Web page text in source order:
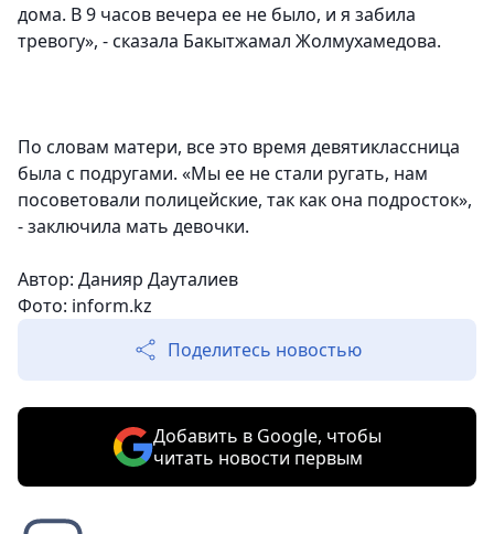
дома. В 9 часов вечера ее не было, и я забила
тревогу», - сказала Бакытжамал Жолмухамедова.
По словам матери, все это время девятиклассница
была с подругами. «Мы ее не стали ругать, нам
посоветовали полицейские, так как она подросток»,
- заключила мать девочки.
Автор: Данияр Дауталиев
Фото: inform.kz
Поделитесь новостью
Добавить в Google, чтобы
читать новости первым